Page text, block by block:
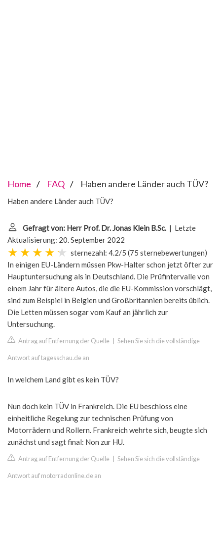
Home FAQ Haben andere Länder auch TÜV?
Haben andere Länder auch TÜV?
Gefragt von: Herr Prof. Dr. Jonas Klein B.Sc. | Letzte
Aktualisierung: 20. September 2022
sternezahl: 4.2/5 (75 sternebewertungen)
In einigen EU-Ländern müssen Pkw-Halter schon jetzt öfter zur
Hauptuntersuchung als in Deutschland. Die Prüfintervalle von
einem Jahr für ältere Autos, die die EU-Kommission vorschlägt,
sind zum Beispiel in Belgien und Großbritannien bereits üblich.
Die Letten müssen sogar vom Kauf an jährlich zur
Untersuchung.
Antrag auf Entfernung der Quelle Sehen Sie sich die vollständige
Antwort auf tagesschau.de an
In welchem Land gibt es kein TÜV?
Nun doch kein TÜV in Frankreich. Die EU beschloss eine
einheitliche Regelung zur technischen Prüfung von
Motorrädern und Rollern. Frankreich wehrte sich, beugte sich
zunächst und sagt final: Non zur HU.
Antrag auf Entfernung der Quelle Sehen Sie sich die vollständige
Antwort auf motorradonline.de an